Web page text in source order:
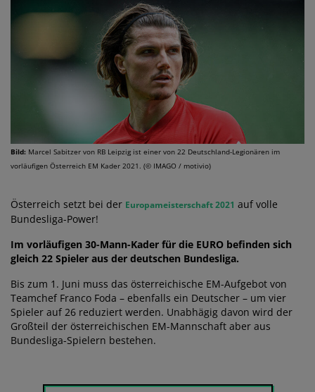
Bild: Marcel Sabitzer von RB Leipzig ist einer von 22 Deutschland-Legionären im
vorläufigen Österreich EM Kader 2021. (© IMAGO / motivio)
Österreich setzt bei der Europameisterschaft 2021 auf volle
Bundesliga-Power!
Im vorläufigen 30-Mann-Kader für die EURO befinden sich
gleich 22 Spieler aus der deutschen Bundesliga.
Bis zum 1. Juni muss das österreichische EM-Aufgebot von
Teamchef Franco Foda – ebenfalls ein Deutscher – um vier
Spieler auf 26 reduziert werden. Unabhägig davon wird der
Großteil der österreichischen EM-Mannschaft aber aus
Bundesliga-Spielern bestehen.